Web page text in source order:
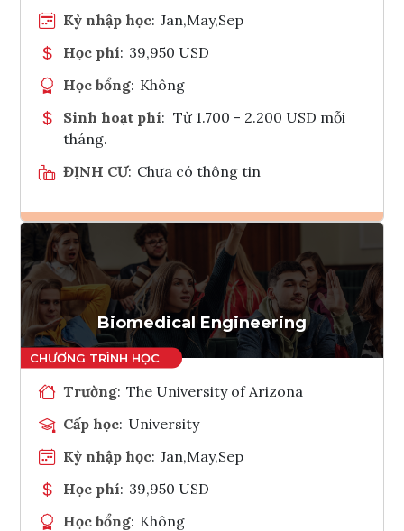
Kỳ nhập học: Jan,May,Sep
Học phí: 39,950 USD
Học bổng: Không
Sinh hoạt phí: Từ 1.700 - 2.200 USD mỗi
tháng.
ĐỊNH CƯ: Chưa có thông tin
Ghi danh
Tham vấn Interlink
Biomedical Engineering
Trường: The University of Arizona
Cấp học: University
Kỳ nhập học: Jan,May,Sep
Học phí: 39,950 USD
Học bổng: Không